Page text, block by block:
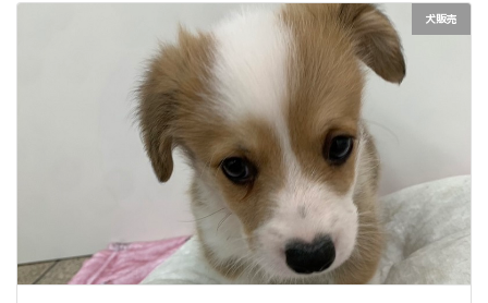
犬販売